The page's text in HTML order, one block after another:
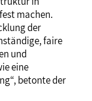
machen.
der
faire
und
eine
betonte der